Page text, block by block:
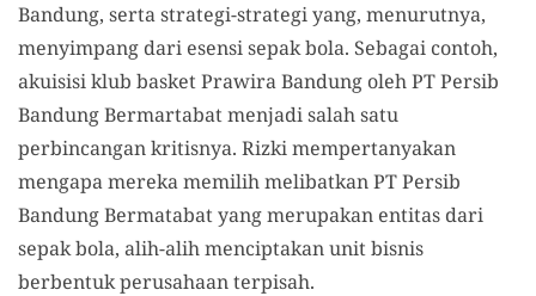
Bandung, serta strategi-strategi yang, menurutnya,
menyimpang dari esensi sepak bola. Sebagai contoh,
akuisisi klub basket Prawira Bandung oleh PT Persib
Bandung Bermartabat menjadi salah satu
perbincangan kritisnya. Rizki mempertanyakan
mengapa mereka memilih melibatkan PT Persib
Bandung Bermatabat yang merupakan entitas dari
sepak bola, alih-alih menciptakan unit bisnis
berbentuk perusahaan terpisah.